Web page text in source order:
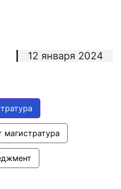
12 января 2024